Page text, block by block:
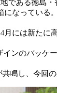
である徳島
なっている
には新たに
ンのパッケ
鳴し、今回の